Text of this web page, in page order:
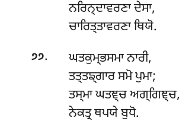
ਨਰਿਨ੍ਦਾਵਰਣਾ ਦੇਸਾ,
ਚਾਰਿਤ੍ਤਾਵਰਣਾ ਥਿਯੋ.
੭੭.
ਘਤਕੁਮ੍ਭਸਮਾ ਨਾਰੀ,
ਤਤ੍ਤਙ੍ਗਾਰ ਸਮੋ ਪੁਮਾ;
ਤਸ੍ਮਾ ਘਤਞ੍ਚ ਅਗ੍ਗਿਞ੍ਚ,
ਨੇਕਤ੍ਰ ਥਪਯੇ ਬੁਧੋ.